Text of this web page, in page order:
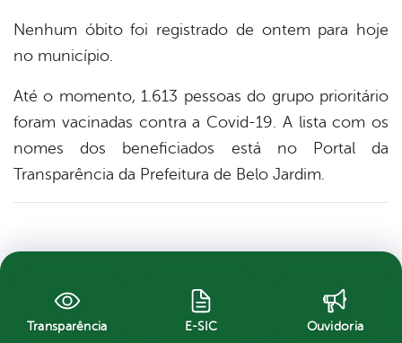
Nenhum óbito foi registrado de ontem para hoje
no município.
Até o momento, 1.613 pessoas do grupo prioritário
foram vacinadas contra a Covid-19. A lista com os
nomes dos beneficiados está no Portal da
Transparência da Prefeitura de Belo Jardim.
Transparência E-SIC Ouvidoria